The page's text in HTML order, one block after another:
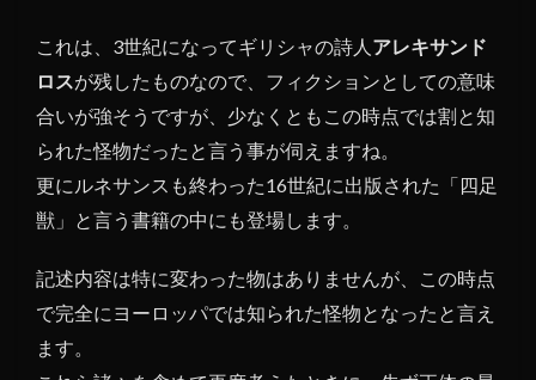
これは、3世紀になってギリシャの詩人 アレキサンド
ロスが残したものなので、フィクションとしての意味
合いが強そうですが、少なくともこの時点では割と知
られた怪物だったと言う事が伺えますね。
更にルネサンスも終わった16世紀に出版された「四足
獣」と言う書籍の中にも登場します。
記述内容は特に変わった物はありませんが、この時点
で完全にヨーロッパでは知られた怪物となったと言え
ます。